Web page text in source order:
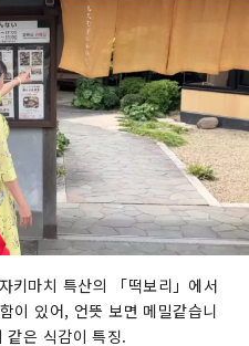
키마치 특산의 「떡보리」에서
이 있어, 언뜻 보면 메밀같습니
같은 식감이 특징.